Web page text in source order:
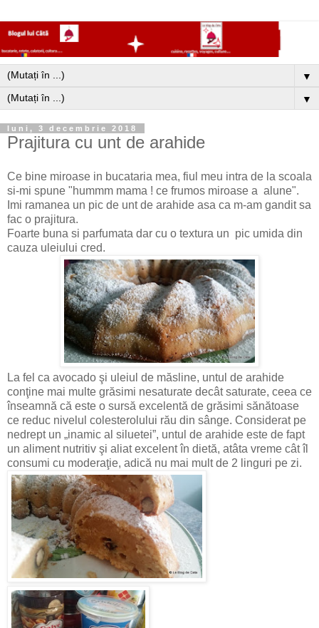
▼
▼
luni, 3 decembrie 2018
Prajitura cu unt de arahide
Ce bine miroase in bucataria mea, fiul meu intra de la scoala
si-mi spune "hummm mama ! ce frumos miroase a alune".
Imi ramanea un pic de unt de arahide asa ca m-am gandit sa
fac o prajitura.
Foarte buna si parfumata dar cu o textura un pic umida din
cauza uleiului cred.
La fel ca avocado şi uleiul de măsline, untul de arahide
conţine mai multe grăsimi nesaturate decât saturate, ceea ce
înseamnă că este o sursă excelentă de grăsimi sănătoase
ce reduc nivelul colesterolului rău din sânge. Considerat pe
nedrept un „inamic al siluetei”, untul de arahide este de fapt
un aliment nutritiv şi aliat excelent în dietă, atâta vreme cât îl
consumi cu moderaţie, adică nu mai mult de 2 linguri pe zi.